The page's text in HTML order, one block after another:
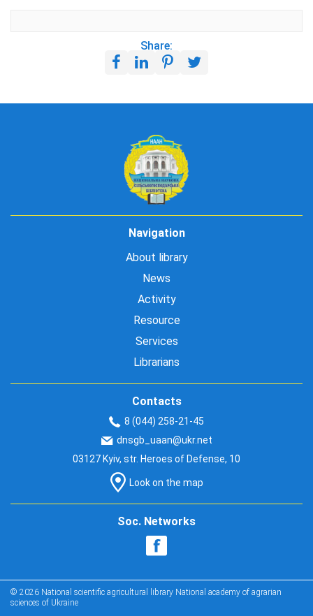
Share:
Navigation
About library
News
Activity
Resource
Services
Librarians
Contacts
8 (044) 258-21-45
dnsgb_uaan@ukr.net
03127 Kyiv, str. Heroes of Defense, 10
Look on the map
Soc. Networks
© 2026 National scientific agricultural library National academy of agrarian
sciences of Ukraine